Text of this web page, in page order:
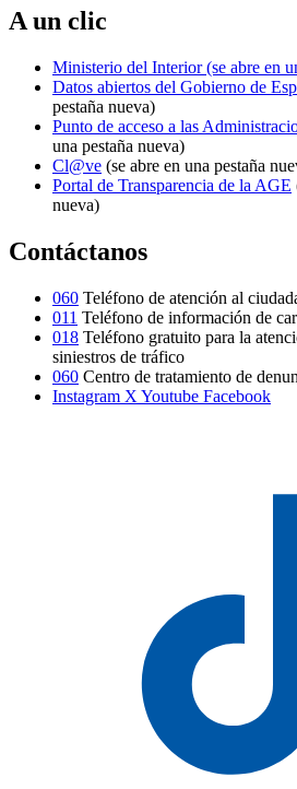
A un clic
Ministerio del Interior(se abre en
Datos abiertos del Gobierno de
pestaña nueva)
Punto de acceso a las
una pestaña nueva)
Cl@ve (se abre en una pestaña
Portal de Transparencia de la AGE
nueva)
Contáctanos
060 Teléfono de atención al
011 Teléfono de información de
018 Teléfono gratuito para la
siniestros de tráfico
060 Centro de tratamiento de
Instagram X Youtube Facebook